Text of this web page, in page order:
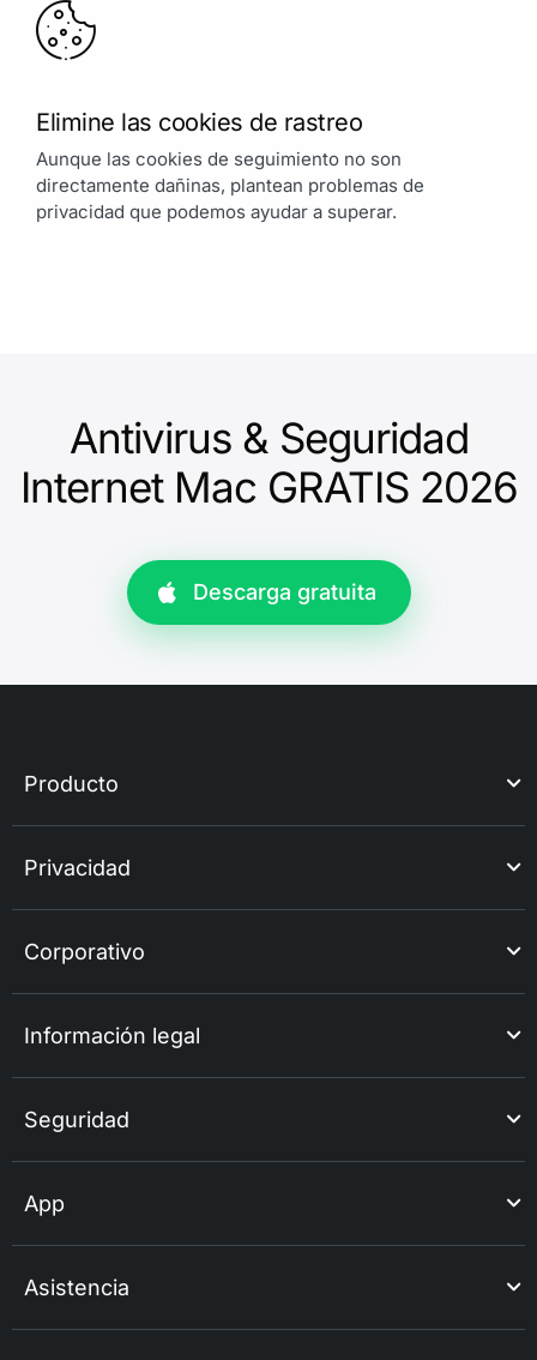
Elimine las cookies de rastreo
Aunque las cookies de seguimiento no son
directamente dañinas, plantean problemas de
privacidad que podemos ayudar a superar.
Antivirus & Seguridad
Internet Mac GRATIS 2026
Descarga gratuita
Producto
Privacidad
Corporativo
Información legal
Seguridad
App
Asistencia